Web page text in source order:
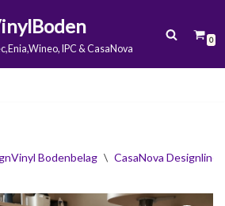
IPC & CasaNova
0
Bodenbelag \ CasaNova Designline